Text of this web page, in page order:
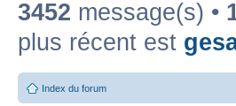
3452 message(s) •
plus récent est
Index du forum